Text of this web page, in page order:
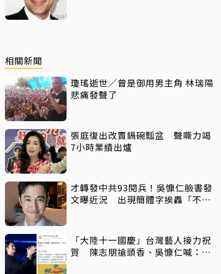
相關新聞
瓊瑤逝世／曾是御用男主角 林瑞陽
悲痛發聲了
張庭復出改賣鍋碗瓢盆 聲嘶力竭
7小時業績出爐
才轉發中共93閱兵！吳慷仁臉書發
文曝近況 出現簡體字挨轟「不演
「大陸十一國慶」台灣藝人接力祝
賀 陳志朋搶頭香、吳慷仁喊：國